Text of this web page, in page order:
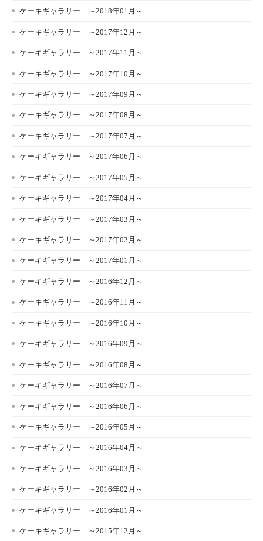
ケーキギャラリー ～2018年01月～
ケーキギャラリー ～2017年12月～
ケーキギャラリー ～2017年11月～
ケーキギャラリー ～2017年10月～
ケーキギャラリー ～2017年09月～
ケーキギャラリー ～2017年08月～
ケーキギャラリー ～2017年07月～
ケーキギャラリー ～2017年06月～
ケーキギャラリー ～2017年05月～
ケーキギャラリー ～2017年04月～
ケーキギャラリー ～2017年03月～
ケーキギャラリー ～2017年02月～
ケーキギャラリー ～2017年01月～
ケーキギャラリー ～2016年12月～
ケーキギャラリー ～2016年11月～
ケーキギャラリー ～2016年10月～
ケーキギャラリー ～2016年09月～
ケーキギャラリー ～2016年08月～
ケーキギャラリー ～2016年07月～
ケーキギャラリー ～2016年06月～
ケーキギャラリー ～2016年05月～
ケーキギャラリー ～2016年04月～
ケーキギャラリー ～2016年03月～
ケーキギャラリー ～2016年02月～
ケーキギャラリー ～2016年01月～
ケーキギャラリー ～2015年12月～